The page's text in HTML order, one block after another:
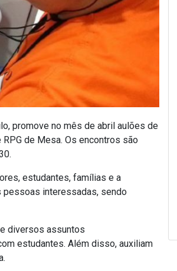
promove no mês de abril aulões de
de Mesa. Os encontros são
estudantes, famílias e a
pessoas interessadas, sendo
diversos assuntos
estudantes. Além disso, auxiliam